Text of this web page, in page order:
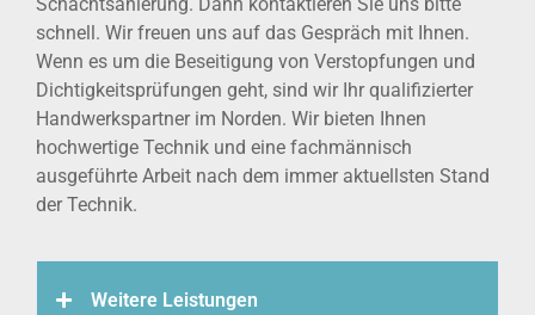
schnell. Wir freuen uns auf das Gespräch mit Ihnen.
Wenn es um die Beseitigung von Verstopfungen und
Dichtigkeitsprüfungen geht, sind wir Ihr qualifizierter
Handwerkspartner im Norden. Wir bieten Ihnen
hochwertige Technik und eine fachmännisch
ausgeführte Arbeit nach dem immer aktuellsten Stand
der Technik.
Weitere Leistungen